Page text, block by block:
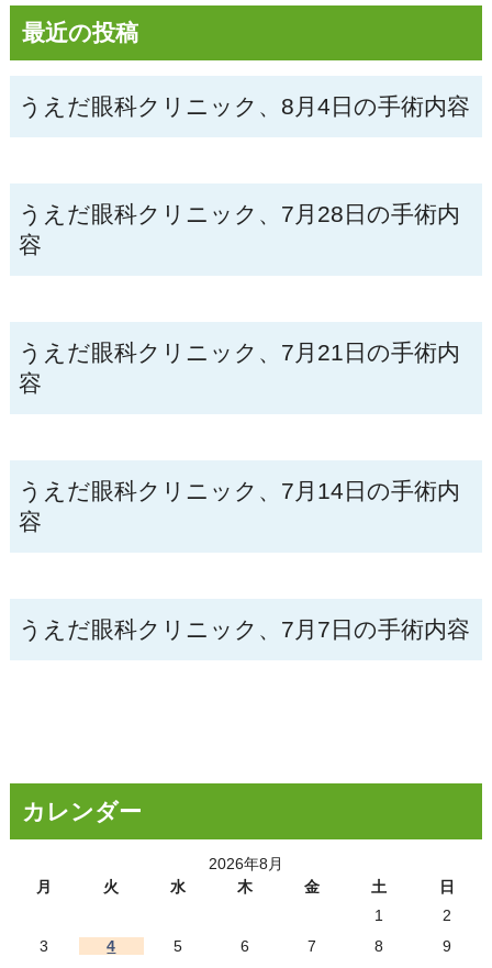
最近の投稿
うえだ眼科クリニック、8月4日の手術内容
うえだ眼科クリニック、7月28日の手術内
容
うえだ眼科クリニック、7月21日の手術内
容
うえだ眼科クリニック、7月14日の手術内
容
うえだ眼科クリニック、7月7日の手術内容
カレンダー
2026年8月
月
火 水 木 金 土
日
1
2
3
4 5 6 7 8
9